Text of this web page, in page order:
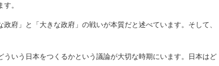
。
府」と「大きな政府」の戦いが本質だと述べています。そして、
いう日本をつくるかという議論が大切な時期にいます。日本はど